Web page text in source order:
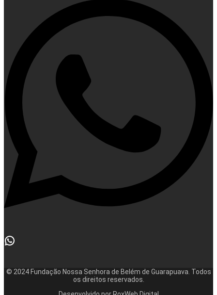
© 2024 Fundação Nossa Senhora de Belém de Guarapuava. Todos
os direitos reservados.